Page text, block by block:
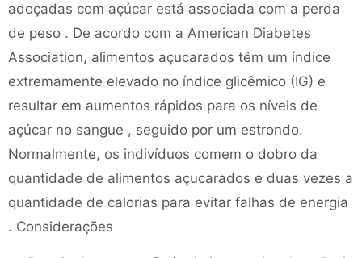
adoçadas com açúcar está associada com a perda
de peso . De acordo com a American Diabetes
Association, alimentos açucarados têm um índice
extremamente elevado no índice glicêmico (IG) e
resultar em aumentos rápidos para os níveis de
açúcar no sangue , seguido por um estrondo.
Normalmente, os indivíduos comem o dobro da
quantidade de alimentos açucarados e duas vezes a
quantidade de calorias para evitar falhas de energia
. Considerações